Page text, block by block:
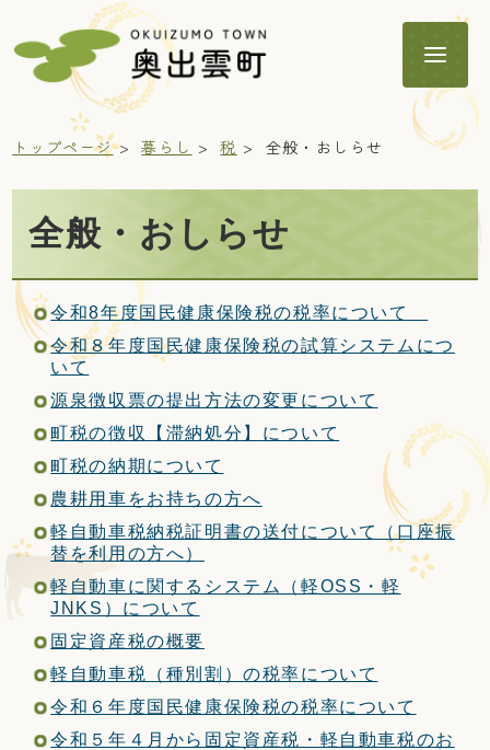
暮らし
子育て・教育
健康・福祉
定住・観光・ふるさと納税
事業者の方へ
町政情報
トップページ 暮らし 税 全般・おしらせ
全般・おしらせ
令和8年度国民健康保険税の税率について
令和８年度国民健康保険税の試算システムにつ
いて
源泉徴収票の提出方法の変更について
町税の徴収【滞納処分】について
町税の納期について
農耕用車をお持ちの方へ
軽自動車税納税証明書の送付について（口座振
替を利用の方へ）
軽自動車に関するシステム（軽OSS・軽
JNKS）について
固定資産税の概要
軽自動車税（種別割）の税率について
令和６年度国民健康保険税の税率について
令和５年４月から固定資産税・軽自動車税のお